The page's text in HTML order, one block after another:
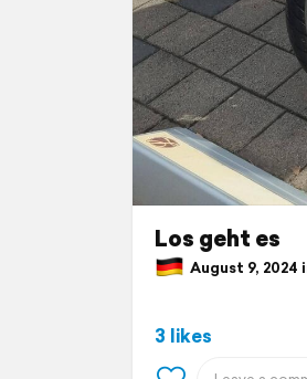
Los geht es
August 9, 2024
3 likes